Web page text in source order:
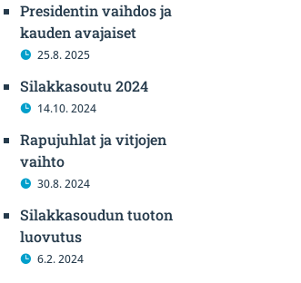
Presidentin vaihdos ja
kauden avajaiset
25.8. 2025
Silakkasoutu 2024
14.10. 2024
Rapujuhlat ja vitjojen
vaihto
30.8. 2024
Silakkasoudun tuoton
luovutus
6.2. 2024